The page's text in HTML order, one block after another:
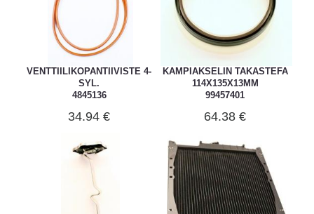
VENTTIILIKOPANTIIVISTE 4-
SYL.
4845136
34.94 €
KAMPIAKSELIN TAKASTEFA
114X135X13MM
99457401
64.38 €